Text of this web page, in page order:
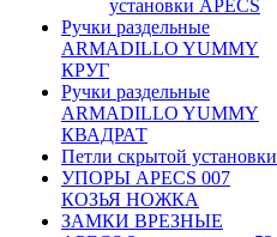
установки APECS
Ручки раздельные
ARMADILLO YUMMY
КРУГ
Ручки раздельные
ARMADILLO YUMMY
КВАДРАТ
Петли скрытой установки
УПОРЫ APECS 007
КОЗЬЯ НОЖКА
ЗАМКИ ВРЕЗНЫЕ